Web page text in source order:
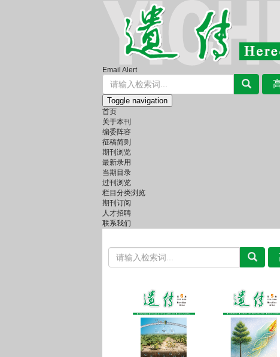
Email Alert
Toggle navigation
首页
关于本刊
编委阵容
征稿简则
期刊浏览
最新录用
当期目录
过刊浏览
栏目分类浏览
期刊订阅
人才招聘
联系我们